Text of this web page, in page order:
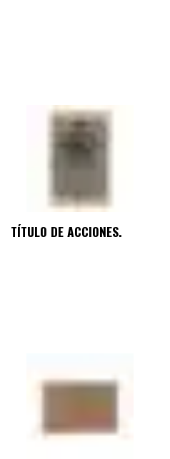
TÍTULO DE ACCIONES.